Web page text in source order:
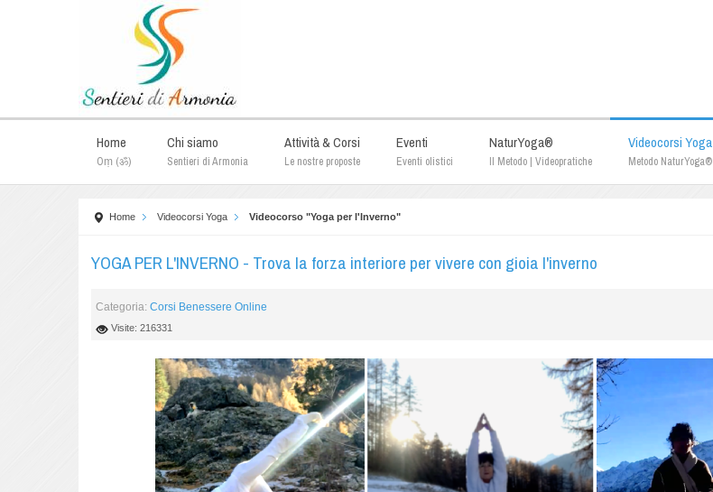
Home
Oṃ (ॐ)
Chi siamo
Sentieri di Armonia
Attività & Corsi
Le nostre proposte
Eventi
Eventi olistici
NaturYoga®
Il Metodo | Videopratiche
Videocorsi Yoga
Metodo NaturYoga®
Home Videocorsi Yoga Videocorso "Yoga per l'Inverno"
YOGA PER L'INVERNO - Trova la forza interiore per vivere con gioia l'inverno
Categoria:Corsi Benessere Online
Visite: 216331